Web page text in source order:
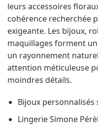
leurs accessoires
cohérence recherchée
exigeante. Les bijoux,
maquillages forment
un rayonnement
attention méticuleuse
moindres détails.
Bijoux personnalisés
Lingerie Simone